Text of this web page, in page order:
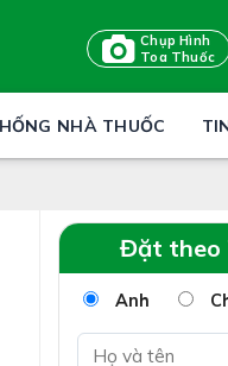
Chụp Hình
Toa Thuốc
NHÀ THUỐC
Đặt theo
Anh